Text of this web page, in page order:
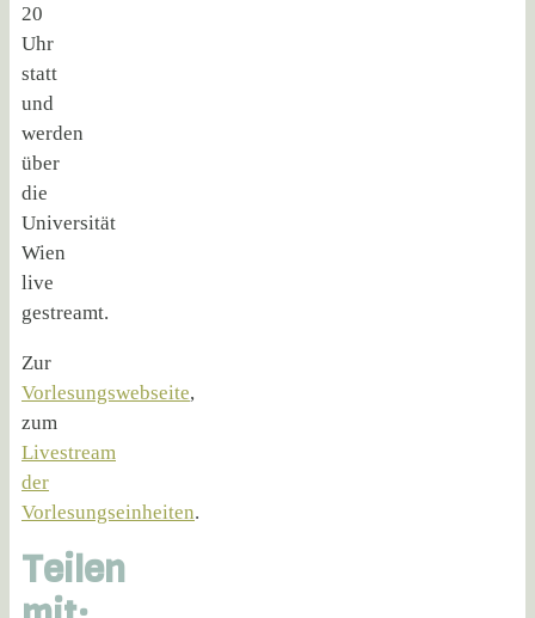
20
Uhr
statt
und
werden
über
die
Universität
Wien
live
gestreamt.
Zur
Vorlesungswebseite,
zum
Livestream
der
Vorlesungseinheiten.
Teilen